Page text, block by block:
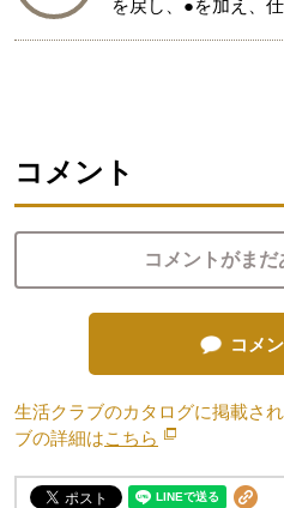
を戻し、●を加え、
コメント
コメントがまだ
コメ
生活クラブのカタログに掲載さ
ブの詳細はこちら 別のウィンド